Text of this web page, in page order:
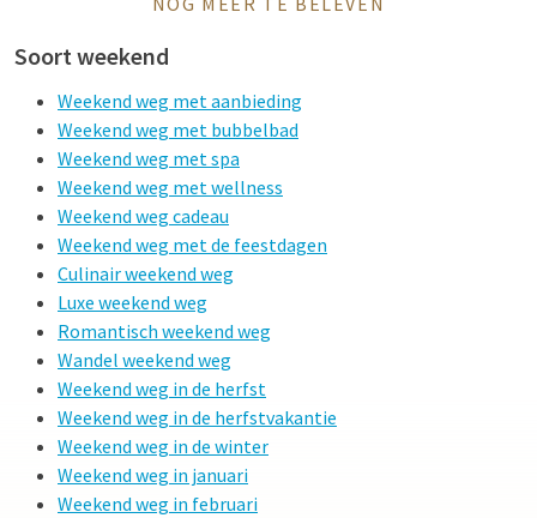
verblijf in de Franse hoofdstad.
Soort weekend
Weekend weg met aanbieding
Weekend weg met bubbelbad
Weekend weg met spa
Weekend weg met wellness
Weekend weg cadeau
Weekend weg met de feestdagen
Culinair weekend weg
Luxe weekend weg
Romantisch weekend weg
Wandel weekend weg
Weekend weg in de herfst
Weekend weg in de herfstvakantie
Weekend weg in de winter
Weekend weg in januari
Weekend weg in februari